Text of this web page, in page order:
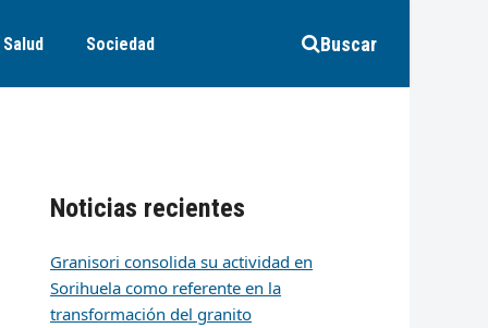
Salud Sociedad Buscar
Noticias recientes
Granisori consolida su actividad en
Sorihuela como referente en la
transformación del granito